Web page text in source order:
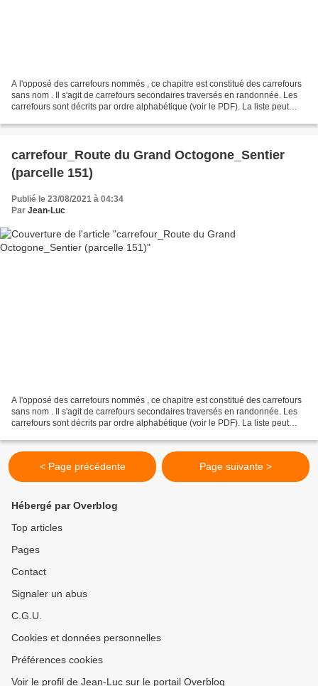
A l'opposé des carrefours nommés , ce chapitre est constitué des carrefours
sans nom . Il s'agit de carrefours secondaires traversés en randonnée. Les
carrefours sont décrits par ordre alphabétique (voir le PDF). La liste peut
carrefour_Route du Grand Octogone_Sentier
(parcelle 151)
Publié le 23/08/2021 à 04:34
Par Jean-Luc
A l'opposé des carrefours nommés , ce chapitre est constitué des carrefours
sans nom . Il s'agit de carrefours secondaires traversés en randonnée. Les
carrefours sont décrits par ordre alphabétique (voir le PDF). La liste peut
< Page précédente Page suivante >
Hébergé par Overblog
Top articles
Pages
Contact
Signaler un abus
C.G.U.
Cookies et données personnelles
Préférences cookies
Voir le profil de Jean-Luc sur le portail Overblog